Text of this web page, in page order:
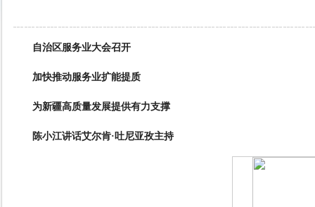
自治区服务业大会召开
加快推动服务业扩能提质
为新疆高质量发展提供有力支撑
陈小江讲话艾尔肯·吐尼亚孜主持